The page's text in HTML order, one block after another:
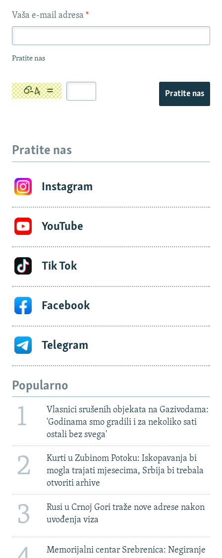
Vaša e-mail adresa *
Pratite nas
Pratite nas
Pratite nas
Instagram
YouTube
Tik Tok
Facebook
Telegram
Popularno
1
Vlasnici srušenih objekata na Gazivodama:
'Godinama smo gradili i za nekoliko sati
ostali bez svega'
2
Kurti u Zubinom Potoku: Iskopavanja bi
mogla trajati mjesecima, Srbija bi trebala
otvoriti arhive
3
Rusi u Crnoj Gori traže nove adrese nakon
uvođenja viza
Memorijalni centar Srebrenica: Negiranje